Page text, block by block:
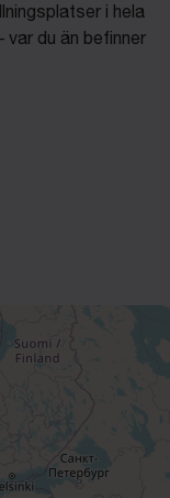
i hela
var du än befinner